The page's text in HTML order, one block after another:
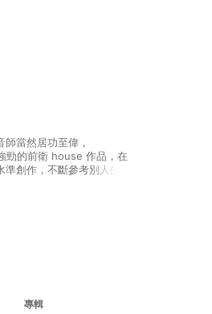
當然居功至偉，
勁的前衛 house 作品，在
創作，不斷參考別人的
音舞曲。
專輯